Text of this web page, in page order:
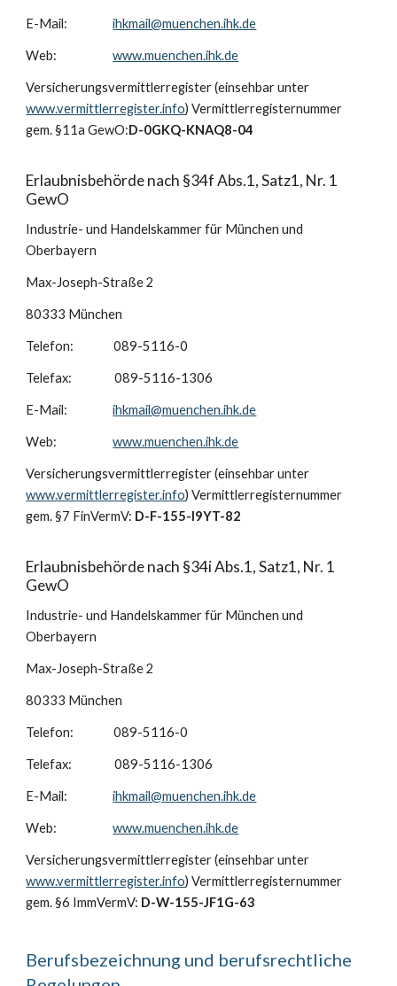
E-Mail:ihkmail@muenchen.ihk.de
Web:www.muenchen.ihk.de
Versicherungsvermittlerregister (einsehbar unter
www.vermittlerregister.info) Vermittlerregisternummer
gem. §11a GewO:D-0GKQ-KNAQ8-04
Erlaubnisbehörde nach §34f Abs.1, Satz1, Nr. 1
GewO
Industrie- und Handelskammer für München und
Oberbayern
Max-Joseph-Straße 2
80333 München
Telefon: 089-5116-0
Telefax: 089-5116-1306
E-Mail:ihkmail@muenchen.ihk.de
Web:www.muenchen.ihk.de
Versicherungsvermittlerregister (einsehbar unter
www.vermittlerregister.info) Vermittlerregisternummer
gem. §7 FinVermV: D-F-155-I9YT-82
Erlaubnisbehörde nach §34i Abs.1, Satz1, Nr. 1
GewO
Industrie- und Handelskammer für München und
Oberbayern
Max-Joseph-Straße 2
80333 München
Telefon: 089-5116-0
Telefax: 089-5116-1306
E-Mail:ihkmail@muenchen.ihk.de
Web:www.muenchen.ihk.de
Versicherungsvermittlerregister (einsehbar unter
www.vermittlerregister.info) Vermittlerregisternummer
gem. §6 ImmVermV: D-W-155-JF1G-63
Berufsbezeichnung und berufsrechtliche